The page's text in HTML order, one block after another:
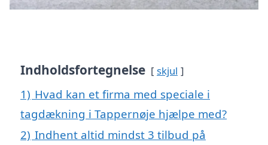
Indholdsfortegnelse skjul
1) Hvad kan et firma med speciale i
tagdækning i Tappernøje hjælpe med?
2) Indhent altid mindst 3 tilbud på